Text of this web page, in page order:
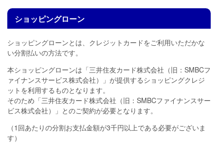
ショッピングローン
ショッピングローンとは、クレジットカードをご利用いただかな
い分割払いの方法です。
本ショッピングローンは「三井住友カード株式会社（旧：SMBCフ
ァイナンスサービス株式会社）」が提供するショッピングクレジ
ットを利用するものとなります。
そのため「三井住友カード株式会社（旧：SMBCファイナンスサー
ビス株式会社）」とのご契約が必要となります。
（1回あたりの分割お支払金額が3千円以上である必要がございま
す）